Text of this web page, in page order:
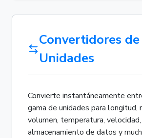
Convertidores de
Unidades
Convierte instantáneamente
gama de unidades para longitud,
volumen, temperatura, velocidad,
almacenamiento de datos y